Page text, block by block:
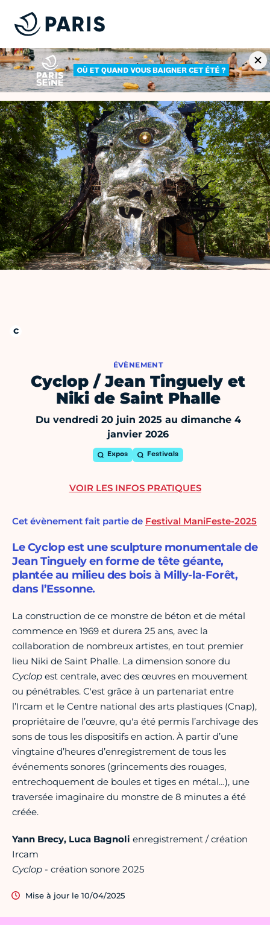
ÉVÈNEMENT
Cyclop / Jean Tinguely et
Niki de Saint Phalle
Du vendredi 20 juin 2025 au dimanche 4
janvier 2026
Expos Festivals
Cet évènement fait partie de Festival ManiFeste-2025
Le Cyclop est une sculpture monumentale de
Jean Tinguely en forme de tête géante,
plantée au milieu des bois à Milly-la-Forêt,
dans l’Essonne.
La construction de ce monstre de béton et de métal
commence en 1969 et durera 25 ans, avec la
collaboration de nombreux artistes, en tout premier
lieu Niki de Saint Phalle. La dimension sonore du
Cyclop est centrale, avec des œuvres en mouvement
ou pénétrables. C'est grâce à un partenariat entre
l’Ircam et le Centre national des arts plastiques (Cnap),
propriétaire de l’œuvre, qu'a été permis l’archivage des
sons de tous les dispositifs en action. À partir d’une
vingtaine d’heures d’enregistrement de tous les
événements sonores (grincements des rouages,
entrechoquement de boules et tiges en métal…), une
traversée imaginaire du monstre de 8 minutes a été
créée.
Yann Brecy, Luca Bagnoli enregistrement / création
Ircam
Cyclop - création sonore 2025
Mise à jour le 10/04/2025
VOIR LES INFOS PRATIQUES